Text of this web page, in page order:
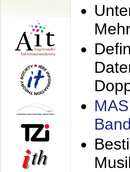
Band